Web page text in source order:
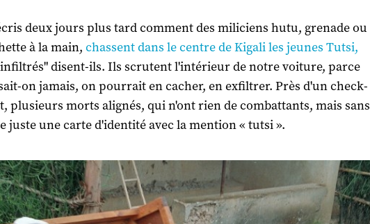
deux jours plus tard comment des miliciens hutu, grenade ou
à la main, chassent dans le centre de Kigali les jeunes Tutsi,
disent-ils. Ils scrutent l'intérieur de notre voiture, parce
on jamais, on pourrait en cacher, en exfiltrer. Près d'un check-
plusieurs morts alignés, qui n'ont rien de combattants, mais sans
juste une carte d'identité avec la mention « tutsi ».